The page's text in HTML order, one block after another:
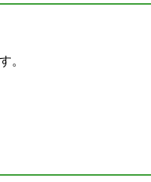
。